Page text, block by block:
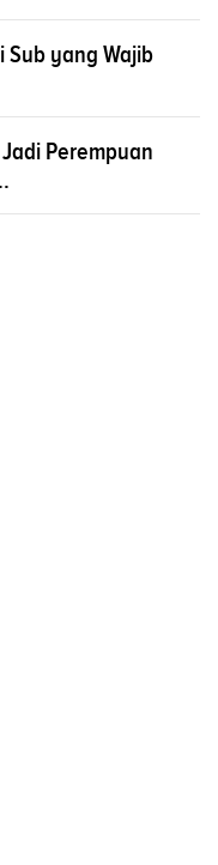
Sub yang Wajib
Perempuan